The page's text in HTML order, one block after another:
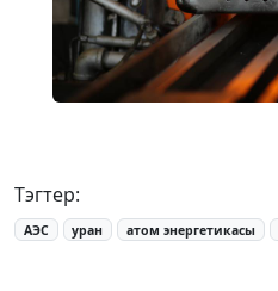
Тэгтер:
АЭС уран атом энергетикасы